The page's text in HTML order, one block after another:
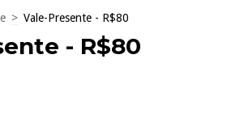
> Vale-Presente - R$80
- R$80